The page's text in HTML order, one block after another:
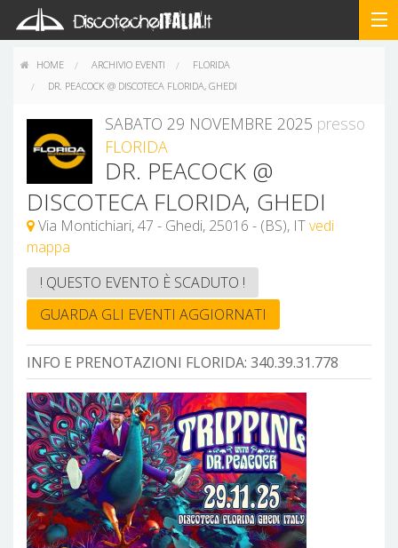
HOME ARCHIVIO EVENTI
FLORIDA
DR. PEACOCK @ DISCOTECA FLORIDA, GHEDI
SABATO 29 NOVEMBRE 2025 presso
FLORIDA
DR. PEACOCK @
DISCOTECA FLORIDA, GHEDI
Via Montichiari, 47 - Ghedi, 25016 - (BS), ITvedi
mappa
! QUESTO EVENTO È SCADUTO !
GUARDA GLI EVENTI AGGIORNATI
INFO E PRENOTAZIONI FLORIDA: 340.39.31.778